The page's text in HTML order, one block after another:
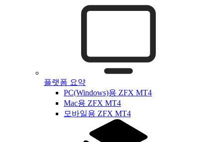
플랫폼 요약
PC(Windows)용 ZFX MT4
Mac용 ZFX MT4
모바일용 ZFX MT4